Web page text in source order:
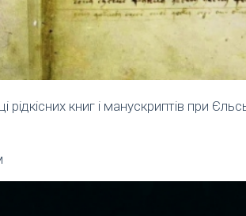
рідкісних книг і манускриптів при